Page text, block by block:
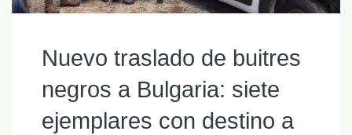
Nuevo traslado de buitres
negros a Bulgaria: siete
ejemplares con destino a